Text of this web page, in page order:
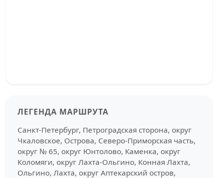
ЛЕГЕНДА МАРШРУТА
Санкт-Петербург, Петроградская сторона, округ
Чкаловское, Острова, Северо-Приморская часть,
округ № 65, округ Юнтолово, Каменка, округ
Коломяги, округ Лахта-Ольгино, Конная Лахта,
Ольгино, Лахта, округ Аптекарский остров,